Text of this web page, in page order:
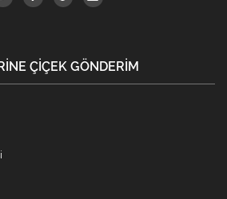
ÇIÇEK GÖNDERIM